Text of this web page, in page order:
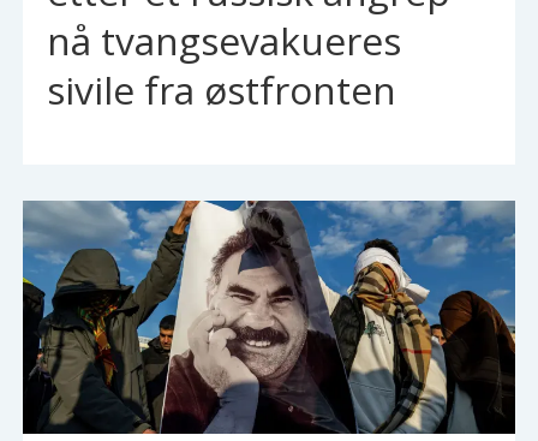
nå tvangsevakueres
sivile fra østfronten